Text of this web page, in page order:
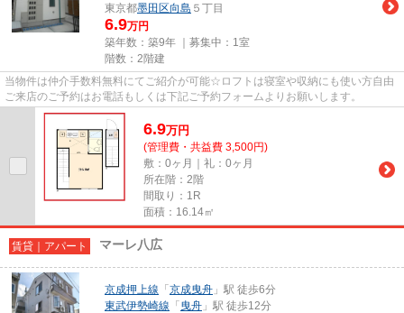
東京都墨田区向島 ５丁目
6.9万円
築年数：築9年 ｜募集中： 1室
階数：2階建
当物件は仲介手数料無料にてご紹介が可能☆ロフトは寝室や収納にも使い方自由
ご来店のご予約はお電話もしくは下記ご予約フォームよりお願いします。
6.9万円
(管理費・共益費 3,500円)
敷：0ヶ月｜礼：0ヶ月
所在階：2階
間取り：1R
面積：16.14㎡
賃貸｜アパート マーレ八広
京成押上線 「 京成曳舟 」駅 徒歩6分
東武伊勢崎線 「 曳舟 」駅 徒歩12分